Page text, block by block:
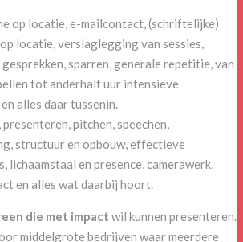
op locatie, e-mailcontact, (schriftelijke)
locatie, verslaglegging van sessies,
sparren, generale repetitie, van
tot anderhalf uur intensieve
alles daar tussenin.
pitchen, speechen,
structuur en opbouw, effectieve
lichaamstaal en presence, camerawerk,
en alles wat daarbij hoort.
die met impact wil kunnen presenteren.
middelgrote bedrijven waar meerdere